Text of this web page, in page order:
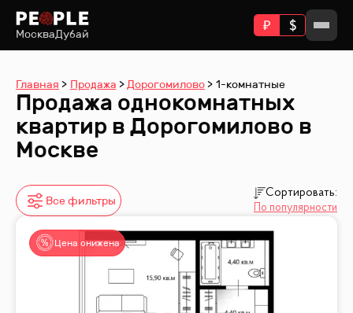
МоскваДубай
Главная Продажа Дорогомилово 1-комнатные
Продажа однокомнатных
квартир в Дорогомилово в
Москве
Все фильтры
Сортировать:
По популярности
Цена снижена